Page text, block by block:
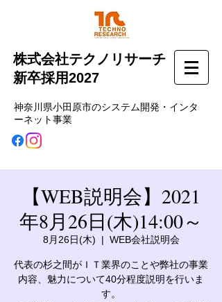
株式会社テクノリサーチ
新卒採用2027
神奈川県小田原市のシステム開発・インタ
ーネット事業
【WEB説明会】2021
年8月26日(木)14:00～
8月26日(木)
  |
WEB会社説明会
代表の杉之間がＩＴ業界のことや弊社の事業
内容、魅力について40分程度説明を行いま
す。